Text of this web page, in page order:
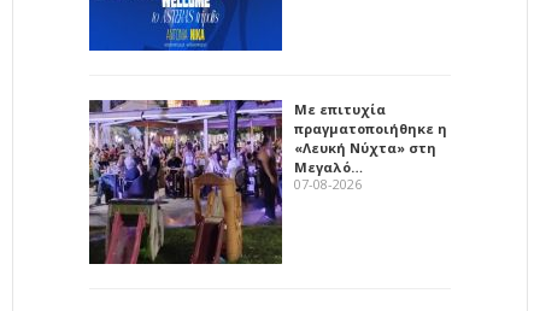
Με επιτυχία
πραγματοποιήθηκε η
«Λευκή Νύχτα» στη
Μεγαλό…
07-08-2026